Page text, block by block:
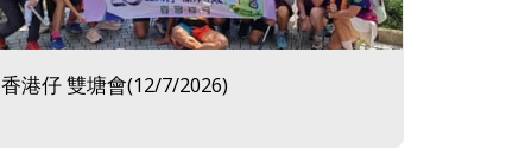
香港仔 雙塘會(12/7/2026)